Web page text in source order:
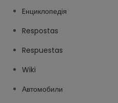
Eнциклопедія
Respostas
Respuestas
Wiki
Автомобили